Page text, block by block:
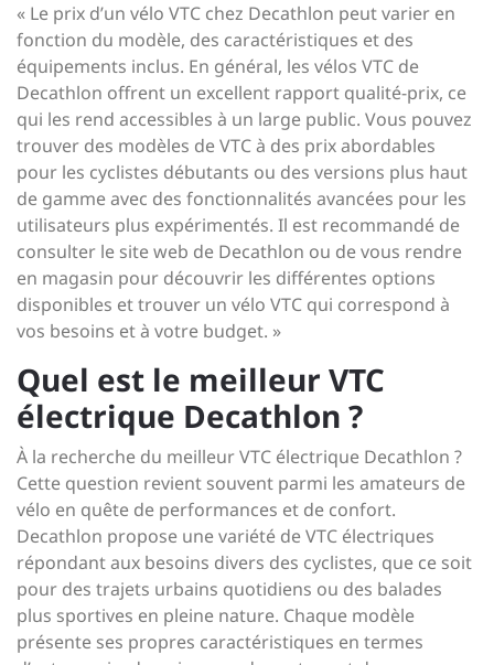
« Le prix d’un vélo VTC chez Decathlon peut varier en
fonction du modèle, des caractéristiques et des
équipements inclus. En général, les vélos VTC de
Decathlon offrent un excellent rapport qualité-prix, ce
qui les rend accessibles à un large public. Vous pouvez
trouver des modèles de VTC à des prix abordables
pour les cyclistes débutants ou des versions plus haut
de gamme avec des fonctionnalités avancées pour les
utilisateurs plus expérimentés. Il est recommandé de
consulter le site web de Decathlon ou de vous rendre
en magasin pour découvrir les différentes options
disponibles et trouver un vélo VTC qui correspond à
vos besoins et à votre budget. »
Quel est le meilleur VTC
électrique Decathlon ?
À la recherche du meilleur VTC électrique Decathlon ?
Cette question revient souvent parmi les amateurs de
vélo en quête de performances et de confort.
Decathlon propose une variété de VTC électriques
répondant aux besoins divers des cyclistes, que ce soit
pour des trajets urbains quotidiens ou des balades
plus sportives en pleine nature. Chaque modèle
présente ses propres caractéristiques en termes